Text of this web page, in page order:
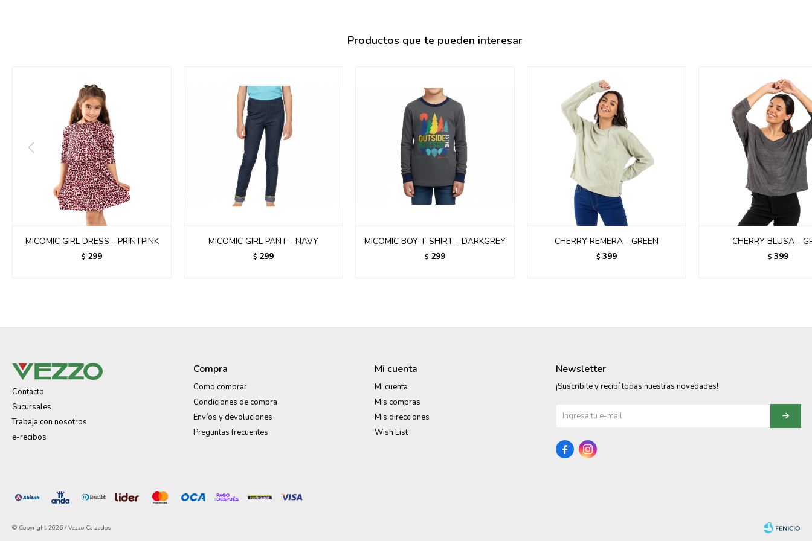
Productos que te pueden interesar
MICOMIC GIRL DRESS - PRINTPINK
$ 299
MICOMIC GIRL PANT - NAVY
$ 299
MICOMIC BOY T-SHIRT - DARKGREY
$ 299
CHERRY REMERA - GREEN
$ 399
CHERRY BLUSA -
$ 399
Contacto
Sucursales
Trabaja con nosotros
e-recibos
Compra
Como comprar
Condiciones de compra
Envíos y devoluciones
Preguntas frecuentes
Mi cuenta
Mi cuenta
Mis compras
Mis direcciones
Wish List
Newsletter
¡Suscribite y recibí todas nuestras novedades!
 
© Copyright 2026 / Vezzo Calzados